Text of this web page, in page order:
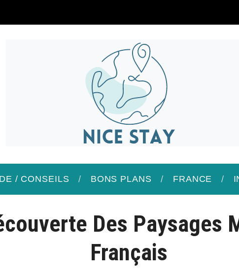
/ CONSEILS BONS PLANS FRANCE
Des Paysages
Français